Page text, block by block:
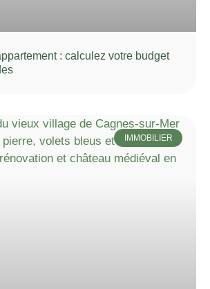
: calculez votre budget
IMMOBILIER